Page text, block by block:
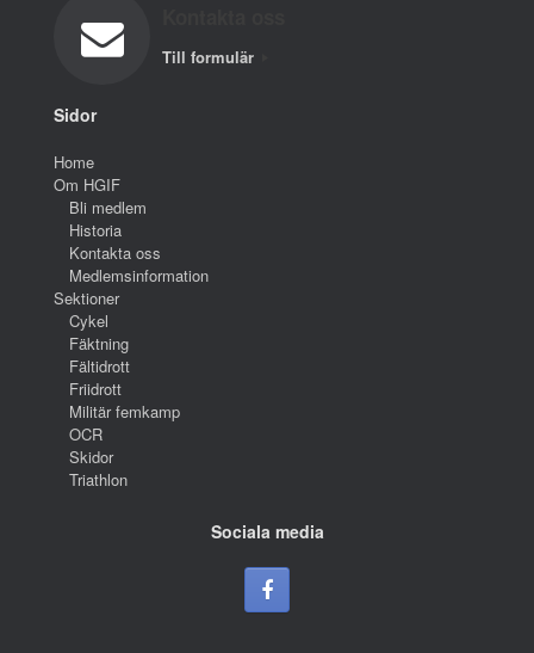
Till formulär
Sidor
Home
Om HGIF
Bli medlem
Historia
Kontakta oss
Medlemsinformation
Sektioner
Cykel
Fäktning
Fältidrott
Friidrott
Militär femkamp
OCR
Skidor
Triathlon
Sociala media